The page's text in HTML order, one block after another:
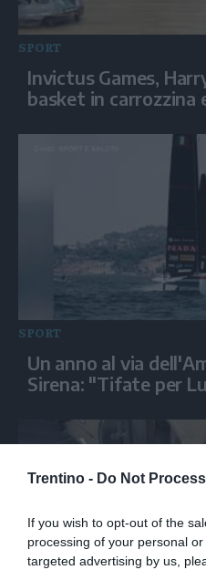
Trentino - Do Not
If you wish to opt-out of the
processing of your personal
targeted advertising by us,
SPORT
Invictus Games,
basket in carrozzina
SPORT
Un anno al via
Sirena: "Tifate per